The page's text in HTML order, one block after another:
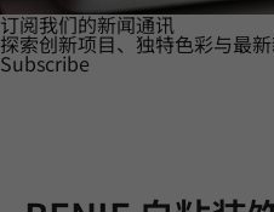
订阅我们的新闻通讯
探索创新项目、独特色彩与最
Subscribe